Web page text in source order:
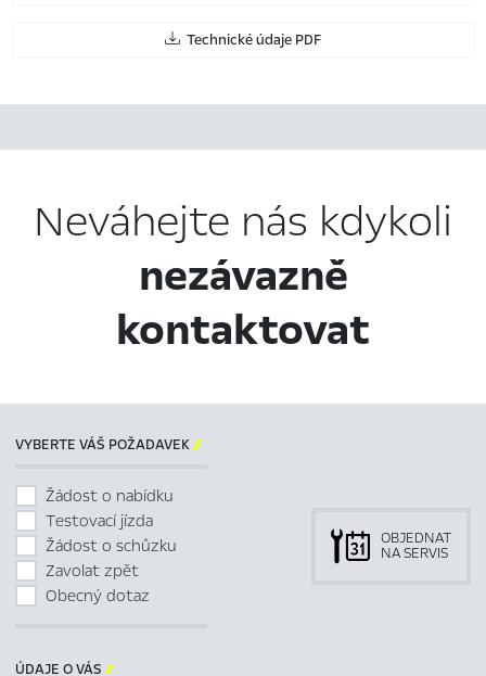
Technické údaje PDF
Neváhejte nás kdykoli
nezávazně
kontaktovat
VYBERTE VÁŠ POŽADAVEK
Žádost o nabídku
Testovací jízda
Žádost o schůzku
Zavolat zpět
Obecný dotaz
OBJEDNAT
NA SERVIS
ÚDAJE O VÁS 